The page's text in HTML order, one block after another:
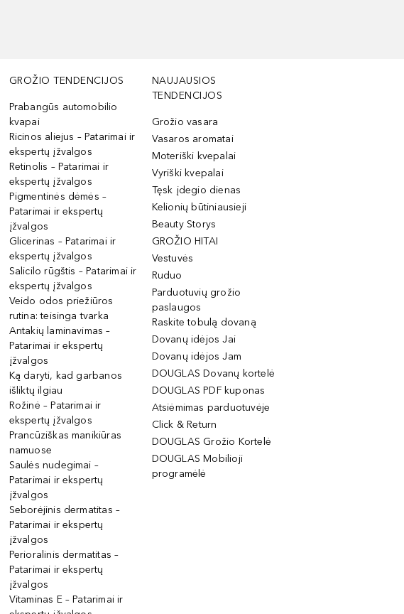
GROŽIO TENDENCIJOS
Prabangūs automobilio
kvapai
Ricinos aliejus – Patarimai ir
ekspertų įžvalgos
Retinolis – Patarimai ir
ekspertų įžvalgos
Pigmentinės dėmės –
Patarimai ir ekspertų
įžvalgos
Glicerinas – Patarimai ir
ekspertų įžvalgos
Salicilo rūgštis – Patarimai ir
ekspertų įžvalgos
Veido odos priežiūros
rutina: teisinga tvarka
Antakių laminavimas –
Patarimai ir ekspertų
įžvalgos
Ką daryti, kad garbanos
išliktų ilgiau
Rožinė – Patarimai ir
ekspertų įžvalgos
Prancūziškas manikiūras
namuose
Saulės nudegimai –
Patarimai ir ekspertų
įžvalgos
Seborėjinis dermatitas –
Patarimai ir ekspertų
įžvalgos
Perioralinis dermatitas –
Patarimai ir ekspertų
įžvalgos
Vitaminas E – Patarimai ir
NAUJAUSIOS
TENDENCIJOS
Grožio vasara
Vasaros aromatai
Moteriški kvepalai
Vyriški kvepalai
Tęsk įdegio dienas
Kelionių būtiniausieji
Beauty Storys
GROŽIO HITAI
Vestuvės
Ruduo
Parduotuvių grožio
paslaugos
Raskite tobulą dovaną
Dovanų idėjos Jai
Dovanų idėjos Jam
DOUGLAS Dovanų kortelė
DOUGLAS PDF kuponas
Atsiėmimas parduotuvėje
Click & Return
DOUGLAS Grožio Kortelė
DOUGLAS Mobilioji
programėlė